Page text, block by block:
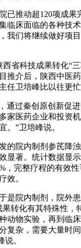
推动超120项成果
临床面临的各种技
我们将继续做好项
科技成果转化“三
推介后，陕西中医
任卫培峰比以往更忙
过秦创原创新促进
家医药企业和投资
。”卫培峰说。
院内制剂参芪降浊
显著。统计数据显
，完整疗程的有效
效。
院内制剂，院外患
转化有其特殊性，
动物实验，再到临
复杂，需要大量时
说。